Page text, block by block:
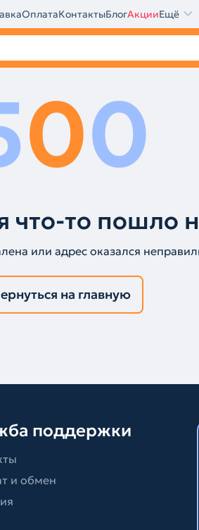
ОплатаКонтактыБлогАкцииЕщё
00
что-то пошло
или адрес оказался
на главную
поддержки
и обмен